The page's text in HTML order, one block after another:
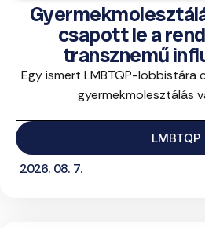
csapott le a
transznemű
Egy ismert LMBTQP-lobbistára
gyermekmolesztálás
LMBTQP
2026. 08. 7.